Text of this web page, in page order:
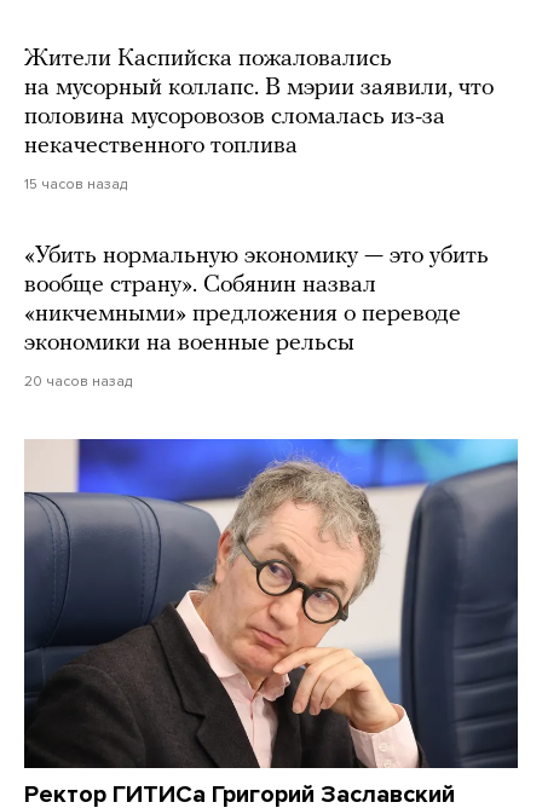
Жители Каспийска пожаловались
на мусорный коллапс. В мэрии заявили, что
половина мусоровозов сломалась из-за
некачественного топлива
15 часов назад
«Убить нормальную экономику — это убить
вообще страну». Собянин назвал
«никчемными» предложения о переводе
экономики на военные рельсы
20 часов назад
Ректор ГИТИСа Григорий Заславский